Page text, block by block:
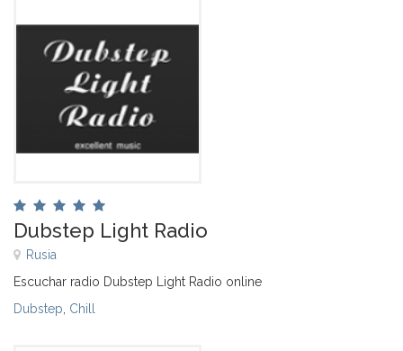
Dubstep Light Radio
Rusia
Escuchar radio Dubstep Light Radio online
Dubstep Chill